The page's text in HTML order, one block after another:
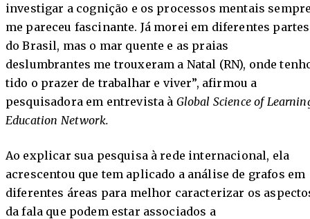
investigar a cognição e os processos mentais
me pareceu fascinante. Já morei em diferentes partes
do Brasil, mas o mar quente e as praias
deslumbrantes me trouxeram a Natal (RN), onde
tido o prazer de trabalhar e viver”, afirmou a
pesquisadora em entrevista à Global Science of
Education Network.
Ao explicar sua pesquisa à rede internacional, ela
acrescentou que tem aplicado a análise de grafos em
diferentes áreas para melhor caracterizar os
da fala que podem estar associados a